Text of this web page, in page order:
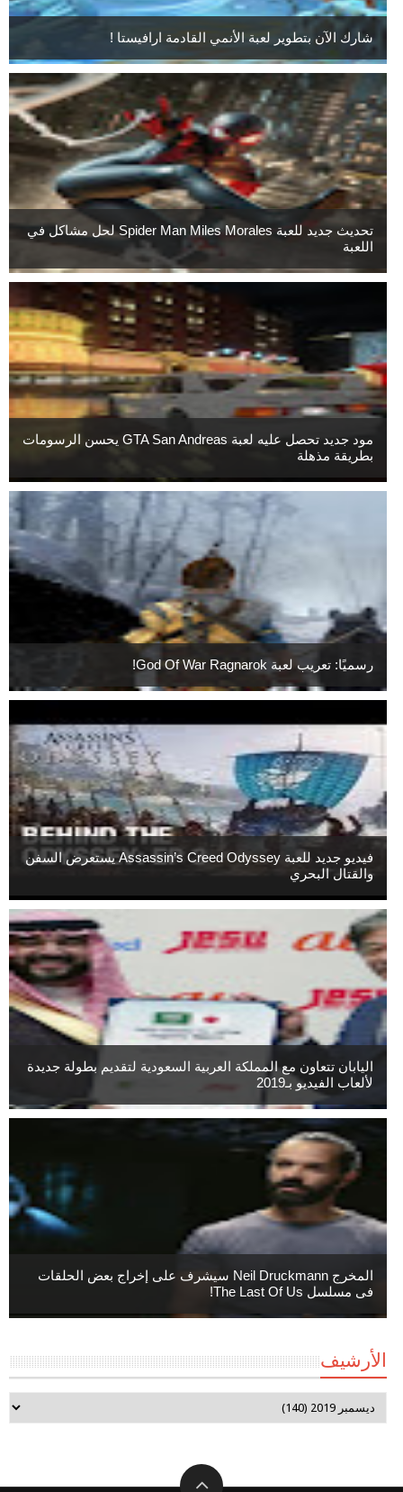
شارك الآن بتطوير لعبة الأنمي القادمة ارافيستا !
تحديث جديد للعبة Spider Man Miles Morales لحل مشاكل في
اللعبة
مود جديد تحصل عليه لعبة GTA San Andreas يحسن الرسومات
بطريقة مذهلة
رسميًا: تعريب لعبة God Of War Ragnarok!
فيديو جديد للعبة Assassin’s Creed Odyssey يستعرض السفن
والقتال البحري
اليابان تتعاون مع المملكة العربية السعودية لتقديم بطولة جديدة
لألعاب الفيديو بـ2019
المخرج Neil Druckmann سيشرف على إخراج بعض الحلقات
فى مسلسل The Last Of Us!
الأرشيف